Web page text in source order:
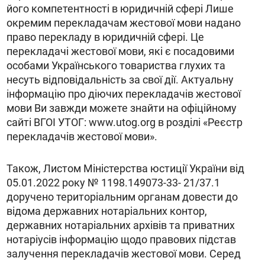
його компетентності в юридичній сфері Лише
окремим перекладачам жестової мови надано
право перекладу в юридичній сфері. Це
перекладачі жестової мови, які є посадовими
особами Українського товариства глухих та
несуть відповідальність за свої дії. Актуальну
інформацію про діючих перекладачів жестової
мови Ви завжди можете знайти на офіційному
сайті ВГОІ УТОГ: www.utog.org в розділі «Реєстр
перекладачів жестової мови».
Також, Листом Міністерства юстиції України від
05.01.2022 року № 1198.149073-33- 21/37.1
доручено територіальним органам довести до
відома державних нотаріальних контор,
державних нотаріальних архівів та приватних
нотаріусів інформацію щодо правових підстав
залучення перекладачів жестової мови. Серед